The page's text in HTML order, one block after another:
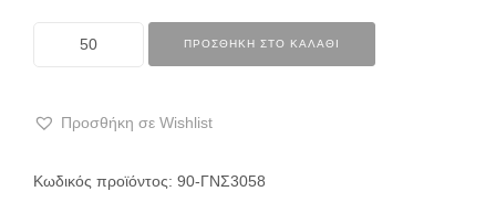
ΠΡΟΣΘΉΚΗ ΣΤΟ ΚΑΛΆΘΙ
Προσθήκη σε Wishlist
Κωδικός προϊόντος: 90-ΓΝΣ3058